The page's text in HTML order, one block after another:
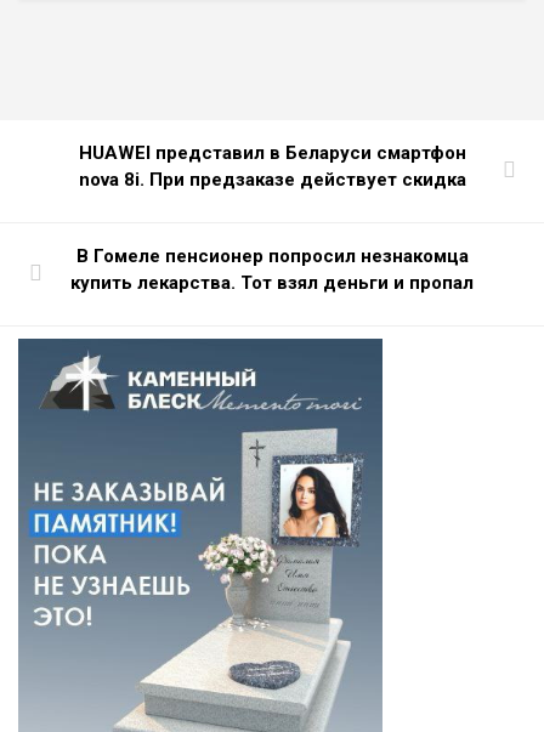
HUAWEI представил в Беларуси смартфон
nova 8i. При предзаказе действует скидка
В Гомеле пенсионер попросил незнакомца
купить лекарства. Тот взял деньги и пропал